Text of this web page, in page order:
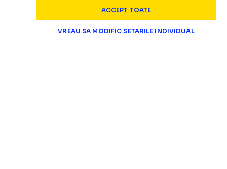
ACCEPT TOATE
VREAU SA MODIFIC SETARILE INDIVIDUAL